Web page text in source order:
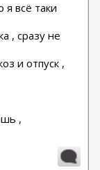
всё таки
, сразу не
и отпуск ,
,